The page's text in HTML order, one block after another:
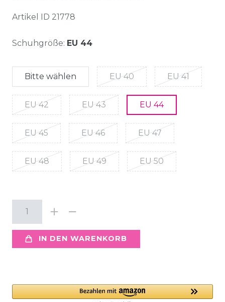
Artikel ID 21778
Schuhgröße: EU 44
Bitte wählen EU 40 EU 41
EU 42 EU 43 EU 44
EU 45 EU 46 EU 47
EU 48 EU 49 EU 50
IN DEN WARENKORB